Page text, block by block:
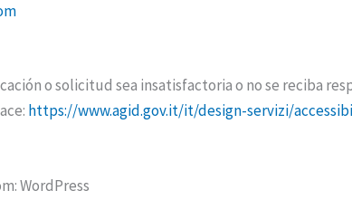
o solicitud sea insatisfactoria o no se reciba
https://www.agid.gov.it/it/design-servizi/
WordPress